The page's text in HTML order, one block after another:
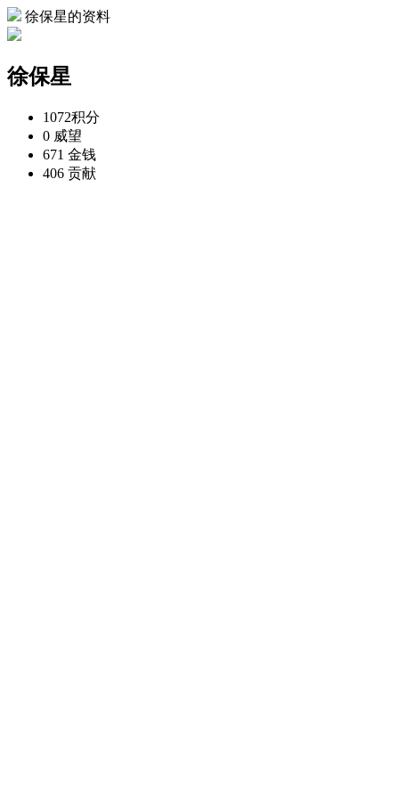
徐保星的资料
徐保星
1072积分
0 威望
671 金钱
406 贡献